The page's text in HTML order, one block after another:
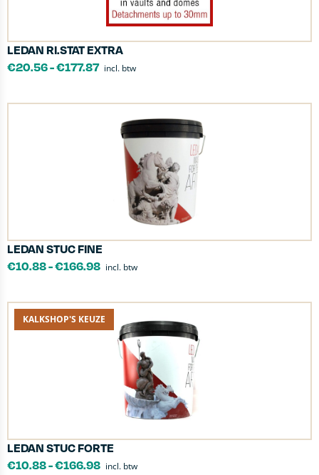
LEDAN RI.STAT EXTRA
€20.56-€177.87 incl. btw
LEDAN STUC FINE
€10.88-€166.98 incl. btw
KALKSHOP'S KEUZE
LEDAN STUC FORTE
€10.88-€166.98 incl. btw